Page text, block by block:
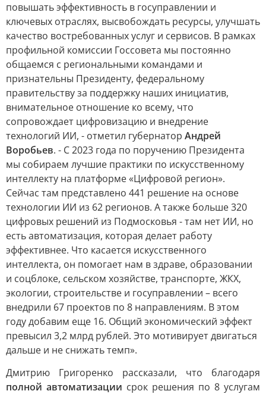
повышать эффективность в госуправлении и
ключевых отраслях, высвобождать ресурсы, улучшать
качество востребованных услуг и сервисов. В рамках
профильной комиссии Госсовета мы постоянно
общаемся с региональными командами и
признательны Президенту, федеральному
правительству за поддержку наших инициатив,
внимательное отношение ко всему, что
сопровождает цифровизацию и внедрение
технологий ИИ, - отметил губернатор Андрей
Воробьев. - С 2023 года по поручению Президента
мы собираем лучшие практики по искусственному
интеллекту на платформе «Цифровой регион».
Сейчас там представлено 441 решение на основе
технологии ИИ из 62 регионов. А также больше 320
цифровых решений из Подмосковья - там нет ИИ, но
есть автоматизация, которая делает работу
эффективнее. Что касается искусственного
интеллекта, он помогает нам в здраве, образовании
и соцблоке, сельском хозяйстве, транспорте, ЖКХ,
экологии, строительстве и госуправлении – всего
внедрили 67 проектов по 8 направлениям. В этом
году добавим еще 16. Общий экономический эффект
превысил 3,2 млрд рублей. Это мотивирует двигаться
дальше и не снижать темп».
Дмитрию Григоренко рассказали, что благодаря
полной автоматизации срок решения по 8 услугам